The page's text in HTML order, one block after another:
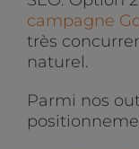
campagne
très
naturel.
Parmi nos